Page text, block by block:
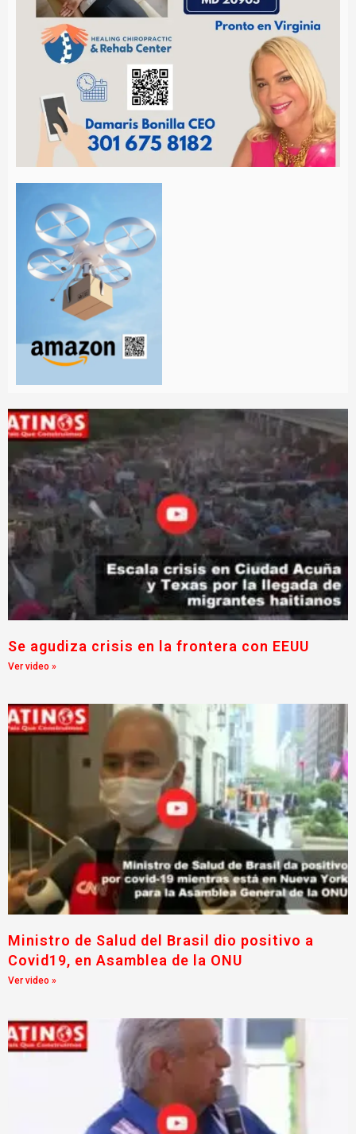
Se agudiza crisis en la frontera con EEUU
Ver video »
Ministro de Salud del Brasil dio positivo a
Covid19, en Asamblea de la ONU
Ver video »